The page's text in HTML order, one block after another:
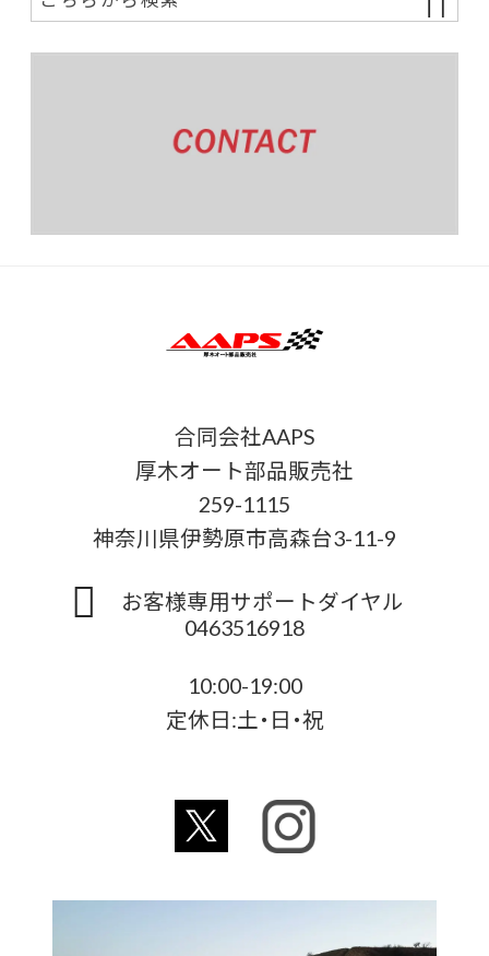
合同会社AAPS
厚木オート部品販売社
259-1115
神奈川県伊勢原市高森台3-11-9
お客様専用サポートダイヤル
0463516918
10:00-19:00
定休日:土・日・祝